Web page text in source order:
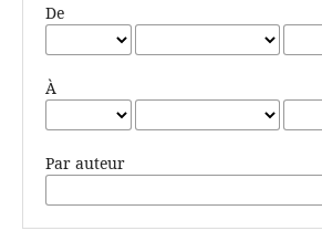
De
À
Par auteur